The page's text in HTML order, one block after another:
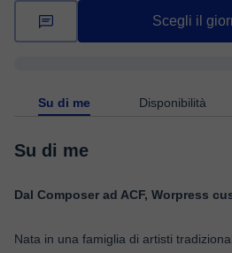
Scegli il
Su di me Disponibilità
Su di me
Dal Composer ad ACF, Worpress
Nata in una famiglia di artisti